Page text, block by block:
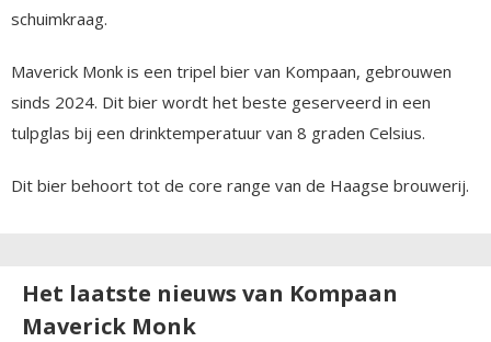
schuimkraag.
Maverick Monk is een tripel bier van Kompaan, gebrouwen
sinds 2024. Dit bier wordt het beste geserveerd in een
tulpglas bij een drinktemperatuur van 8 graden Celsius.
Dit bier behoort tot de core range van de Haagse brouwerij.
Het laatste nieuws van Kompaan
Maverick Monk